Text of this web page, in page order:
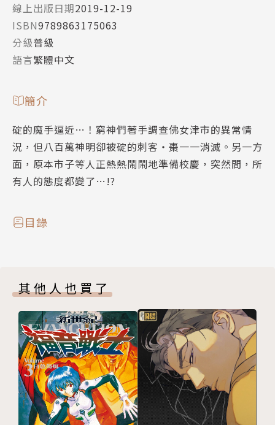
線上出版日期2019-12-19
ISBN9789863175063
分級普級
語言繁體中文
簡介
碇的魔手逼近…！窮神們著手調查佛女津市的異常情
況，但八百萬神明卻被碇的刺客‧棗一一消滅。另一方
面，原本市子等人正熱熱鬧鬧地準備校慶，突然間，所
有人的態度都變了…!?
目錄
其他人也買了